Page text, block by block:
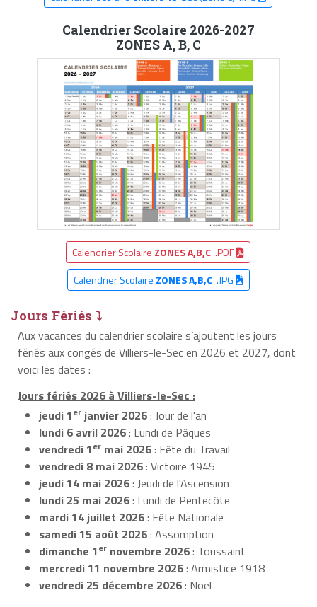
Calendrier Scolaire 2026-2027
ZONES A, B, C
Calendrier Scolaire ZONES A,B,C .PDF
Calendrier Scolaire ZONES A,B,C.JPG
Jours Fériés ⤵
Aux vacances du calendrier scolaire s’ajoutent les jours
fériés aux congés de Villiers-le-Sec en 2026 et 2027, dont
voici les dates :
Jours fériés 2026 à Villiers-le-Sec :
jeudi 1er janvier 2026: Jour de l'an
lundi 6 avril 2026: Lundi de Pâques
vendredi 1er mai 2026: Fête du Travail
vendredi 8 mai 2026: Victoire 1945
jeudi 14 mai 2026: Jeudi de l'Ascension
lundi 25 mai 2026: Lundi de Pentecôte
mardi 14 juillet 2026: Fête Nationale
samedi 15 août 2026: Assomption
dimanche 1er novembre 2026: Toussaint
mercredi 11 novembre 2026: Armistice 1918
vendredi 25 décembre 2026: Noël